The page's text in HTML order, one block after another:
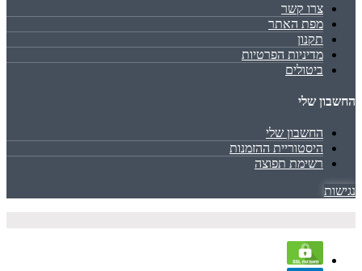
צרו קשר
מפת האתר
תקנון
מדיניות הפרטיות
ביטולים
החשבון שלי
החשבון שלי
היסטוריית ההזמנות
רשימת תפוצה
נגישות